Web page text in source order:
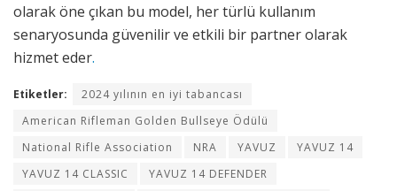
olarak öne çıkan bu model, her türlü kullanım
senaryosunda güvenilir ve etkili bir partner olarak
hizmet eder.
Etiketler:
2024 yılının en iyi tabancası
American Rifleman Golden Bullseye Ödülü
National Rifle Association
NRA YAVUZ
YAVUZ 14
YAVUZ 14 CLASSIC
YAVUZ 14 DEFENDER